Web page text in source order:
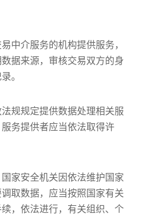
中介服务的机构提供服务，
据来源，审核交易双方的身
。
规规定提供数据处理相关服
务提供者应当依法取得许
家安全机关因依法维护国家
取数据，应当按照国家有关
，依法进行，有关组织、个